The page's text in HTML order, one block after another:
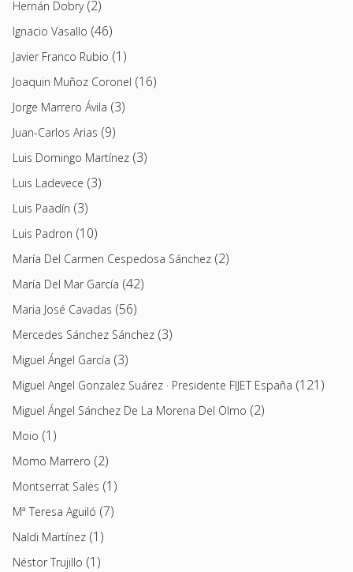
Hernán Dobry(2)
Ignacio Vasallo (46)
Javier Franco Rubio (1)
Joaquin Muñoz Coronel (16)
Jorge Marrero Ávila (3)
Juan-Carlos Arias (9)
Luis Domingo Martínez (3)
Luis Ladevece (3)
Luis Paadín (3)
Luis Padron (10)
María Del Carmen Cespedosa Sánchez (2)
María Del Mar García (42)
Maria José Cavadas (56)
Mercedes Sánchez Sánchez (3)
Miguel Ángel García (3)
Miguel Angel Gonzalez Suárez · Presidente FIJET España (121)
Miguel Ángel Sánchez De La Morena Del Olmo (2)
Moio (1)
Momo Marrero (2)
Montserrat Sales (1)
Mª Teresa Aguiló (7)
Naldi Martínez (1)
Néstor Trujillo (1)